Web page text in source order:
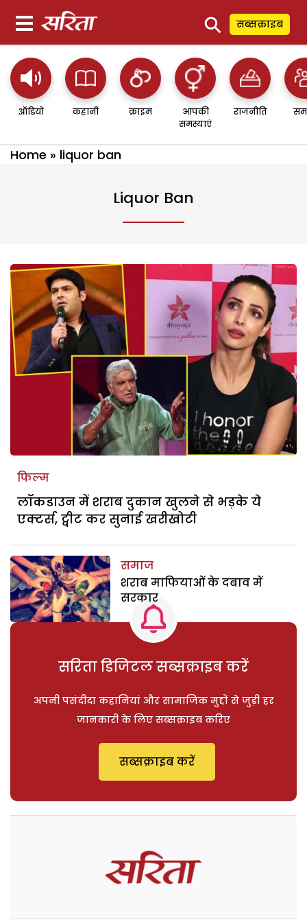
⚲ सब्सक्राइब
ऑडियो कहानी क्राइम
आपकी
समस्याएं
राजनीति
Home » liquor ban
Liquor Ban
फिल्म
लॉकडाउन में शराब दुकान खुलने से भड़के ये
एक्टर्स, ट्वीट कर सुनाई खरीखोटी
समाज
शराब माफियाओं के दबाव में
सरकार
सरिता डिजिटल सब्सक्राइब करें
अपनी पसंदीदा कहानियां और सामाजिक मुद्दों से जुड़ी हर
जानकारी के लिए सब्सक्राइब करिए
सब्सक्राइब करें